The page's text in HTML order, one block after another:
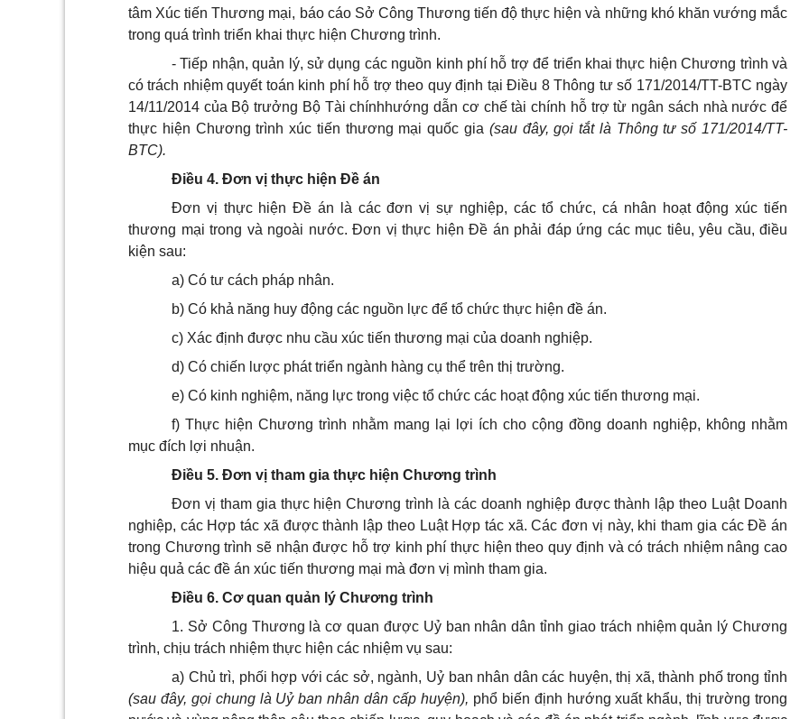
tâm Xúc tiến Thương mại, báo cáo Sở Công Thương tiến độ thực hiện và những khó khăn vướng mắc
trong quá trình triển khai thực hiện Chương trình.
- Tiếp nhận, quản lý, sử dụng các nguồn kinh phí hỗ trợ để triển khai thực hiện Chương trình và
có trách nhiệm quyết toán kinh phí hỗ trợ theo quy định tại Điều 8 Thông tư số 171/2014/TT-BTC ngày
14/11/2014 của Bộ trưởng Bộ Tài chínhhướng dẫn cơ chế tài chính hỗ trợ từ ngân sách nhà nước để
thực hiện Chương trình xúc tiến thương mại quốc gia (sau đây, gọi tắt là Thông tư số 171/2014/TT-
BTC).
Điều 4. Đơn vị thực hiện Đề án
Đơn vị thực hiện Đề án là các đơn vị sự nghiệp, các tổ chức, cá nhân hoạt động xúc tiến
thương mại trong và ngoài nước. Đơn vị thực hiện Đề án phải đáp ứng các mục tiêu, yêu cầu, điều
kiện sau:
a) Có tư cách pháp nhân.
b) Có khả năng huy động các nguồn lực để tổ chức thực hiện đề án.
c) Xác định được nhu cầu xúc tiến thương mại của doanh nghiệp.
d) Có chiến lược phát triển ngành hàng cụ thể trên thị trường.
e) Có kinh nghiệm, năng lực trong việc tổ chức các hoạt động xúc tiến thương mại.
f) Thực hiện Chương trình nhằm mang lại lợi ích cho cộng đồng doanh nghiệp, không nhằm
mục đích lợi nhuận.
Điều 5. Đơn vị tham gia thực hiện Chương trình
Đơn vị tham gia thực hiện Chương trình là các doanh nghiệp được thành lập theo Luật Doanh
nghiệp, các Hợp tác xã được thành lập theo Luật Hợp tác xã. Các đơn vị này, khi tham gia các Đề án
trong Chương trình sẽ nhận được hỗ trợ kinh phí thực hiện theo quy định và có trách nhiệm nâng cao
hiệu quả các đề án xúc tiến thương mại mà đơn vị mình tham gia.
Điều 6. Cơ quan quản lý Chương trình
1. Sở Công Thương là cơ quan được Uỷ ban nhân dân tỉnh giao trách nhiệm quản lý Chương
trình, chịu trách nhiệm thực hiện các nhiệm vụ sau:
a) Chủ trì, phối hợp với các sở, ngành, Uỷ ban nhân dân các huyện, thị xã, thành phố trong tỉnh
(sau đây, gọi chung là Uỷ ban nhân dân cấp huyện), phổ biến định hướng xuất khẩu, thị trường trong